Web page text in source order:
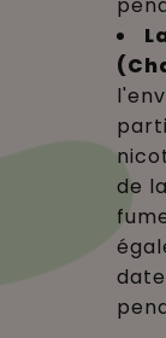
de